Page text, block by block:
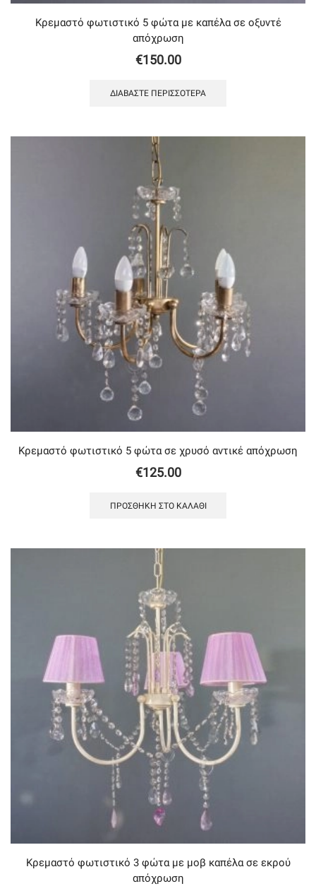
Κρεμαστό φωτιστικό 5 φώτα με καπέλα σε οξυντέ
απόχρωση
€150.00
ΔΙΑΒΆΣΤΕ ΠΕΡΙΣΣΌΤΕΡΑ
Κρεμαστό φωτιστικό 5 φώτα σε χρυσό αντικέ απόχρωση
€125.00
ΠΡΟΣΘΉΚΗ ΣΤΟ ΚΑΛΆΘΙ
Κρεμαστό φωτιστικό 3 φώτα με μοβ καπέλα σε εκρού
απόχρωση